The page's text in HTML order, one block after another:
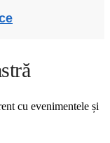
cu evenimentele și